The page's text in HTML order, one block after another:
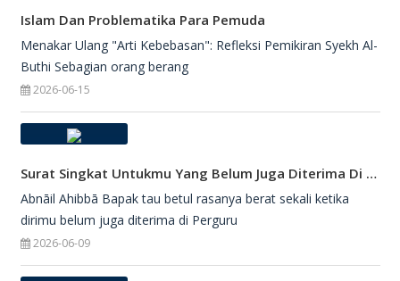
Islam Dan Problematika Para Pemuda
Menakar Ulang "Arti Kebebasan": Refleksi Pemikiran Syekh Al-
Buthi Sebagian orang berang
2026-06-15
Surat Singkat Untukmu Yang Belum Juga Diterima Di Perguruan Tinggi
Abnāil Ahibbā Bapak tau betul rasanya berat sekali ketika
dirimu belum juga diterima di Perguru
2026-06-09